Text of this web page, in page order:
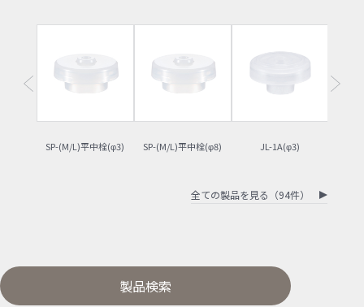
SP-(M/L)平中栓(φ3) SP-(M/L)平中栓(φ8) JL-1A(φ3)
全ての製品を見る（94件）
製品検索